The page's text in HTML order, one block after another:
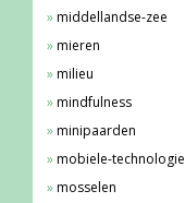
middellandse-zee
mieren
milieu
mindfulness
minipaarden
mobiele-technologie
mosselen